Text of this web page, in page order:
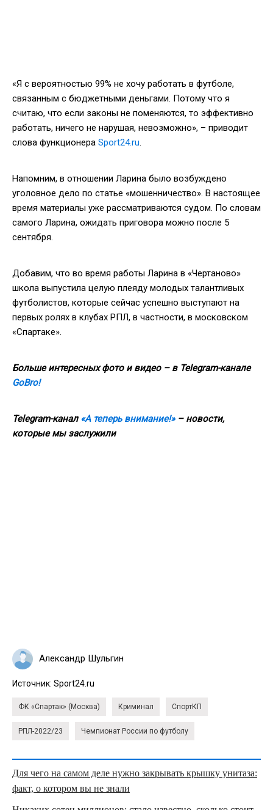
«Я с вероятностью 99% не хочу работать в футболе,
связанным с бюджетными деньгами. Потому что я
считаю, что если законы не поменяются, то эффективно
работать, ничего не нарушая, невозможно», – приводит
слова функционера Sport24.ru.
Напомним, в отношении Ларина было возбуждено
уголовное дело по статье «мошенничество». В настоящее
время материалы уже рассматриваются судом. По словам
самого Ларина, ожидать приговора можно после 5
сентября.
Добавим, что во время работы Ларина в «Чертаново»
школа выпустила целую плеяду молодых талантливых
футболистов, которые сейчас успешно выступают на
первых ролях в клубах РПЛ, в частности, в московском
«Спартаке».
Больше интересных фото и видео – в Telegram-канале
GoBro!
Telegram-канал «А теперь внимание!»– новости,
которые мы заслужили
Александр Шульгин
Источник: Sport24.ru
ФК «Спартак» (Москва) Криминал СпортКП
РПЛ-2022/23 Чемпионат России по футболу
Для чего на самом деле нужно закрывать крышку унитаза:
факт, о котором вы не знали